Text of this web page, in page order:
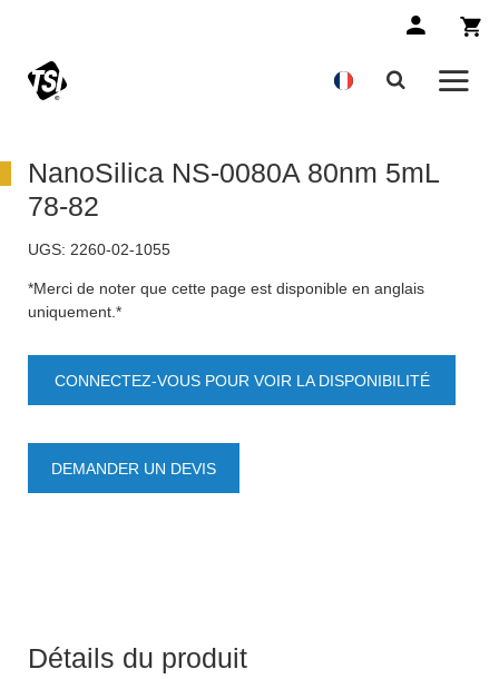
NanoSilica NS-0080A 80nm 5mL
78-82
UGS: 2260-02-1055
*Merci de noter que cette page est disponible en anglais
uniquement.*
CONNECTEZ-VOUS POUR VOIR LA DISPONIBILITÉ
DEMANDER UN DEVIS
Détails du produit